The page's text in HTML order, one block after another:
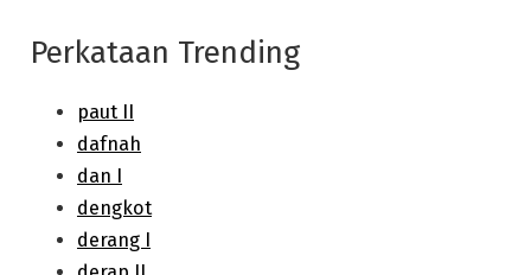
Perkataan Trending